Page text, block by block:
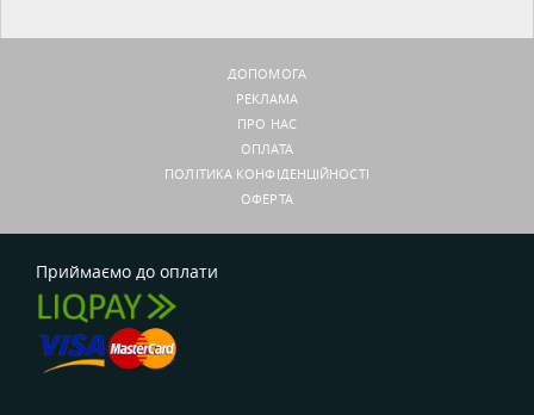
ДОПОМОГА
РЕКЛАМА
ПРО НАС
ОПЛАТА
ПОЛІТИКА КОНФІДЕНЦІЙНОСТІ
ОФЕРТА
Приймаємо до оплати